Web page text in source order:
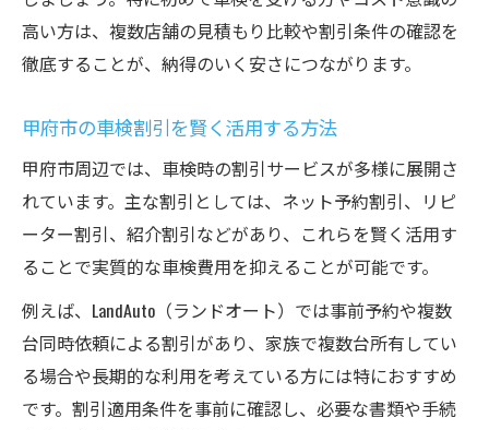
甲斐市・昭和町でも活用できる割引術
甲斐市の車検割引はどこまで使えるか
笛吹市との車検料金比較で得するコツ
早川町から甲府市までの割引情報まとめ
地域密着型店舗の割引サービス活用法
納税証明書不要化が進む山梨県の車検事情
山梨県で納税証明書が不要な車検条件
甲府市で電子化された車検手続きの流れ
納税証明書が必要なケースと対処法
普通車の納税証明不要化によるメリット
高い方は、複数店舗の見積もり比較や割引条件の確認を
徹底することが、納得のいく安さにつながります。
甲府市の車検割引を賢く活用する方法
甲府市周辺では、車検時の割引サービスが多様に展開さ
れています。主な割引としては、ネット予約割引、リピ
ーター割引、紹介割引などがあり、これらを賢く活用す
ることで実質的な車検費用を抑えることが可能です。
例えば、LandAuto（ランドオート）では事前予約や複数
台同時依頼による割引があり、家族で複数台所有してい
る場合や長期的な利用を考えている方には特におすすめ
です。割引適用条件を事前に確認し、必要な書類や手続